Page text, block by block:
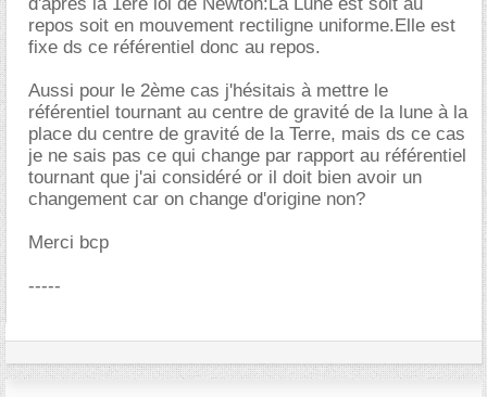
repos soit en mouvement rectiligne uniforme.Elle est
fixe ds ce référentiel donc au repos.
Aussi pour le 2ème cas j'hésitais à mettre le
référentiel tournant au centre de gravité de la lune à la
place du centre de gravité de la Terre, mais ds ce cas
je ne sais pas ce qui change par rapport au référentiel
tournant que j'ai considéré or il doit bien avoir un
changement car on change d'origine non?
Merci bcp
-----